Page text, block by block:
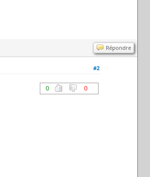
Répondre
#2
0 0